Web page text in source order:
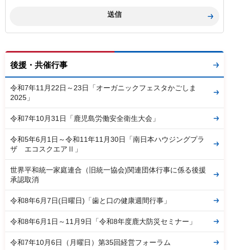
後援・共催行事
令和7年11月22日～23日「オーガニックフェスタかごしま
2025」
令和7年10月31日「鹿児島労働安全衛生大会」
令和5年6月1日～令和11年11月30日「南日本ハウジングプラ
ザ エコスクエアⅡ」
世界平和統一家庭連合（旧統一協会)関連団体行事に係る後援
承認取消
令和8年6月7日(日曜日)「歯と口の健康週間行事」
令和8年6月1日～11月9日「令和8年度鹿大防災セミナー」
令和7年10月6日（月曜日）第35回経営フォーラム